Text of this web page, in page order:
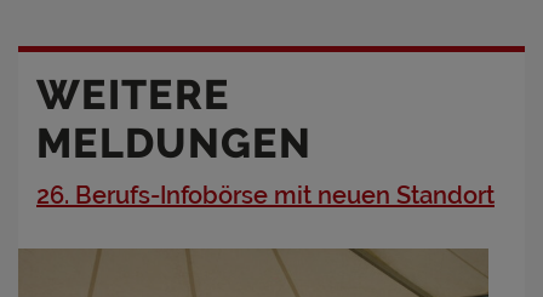
WEITERE
MELDUNGEN
26. Berufs-Infobörse mit neuen Standort